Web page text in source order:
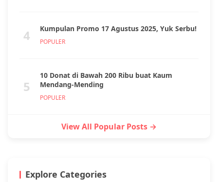
4 Kumpulan Promo 17 Agustus 2025, Yuk Serbu!
POPULER
5
10 Donat di Bawah 200 Ribu buat Kaum
Mendang-Mending
POPULER
View All Popular Posts →
Explore Categories